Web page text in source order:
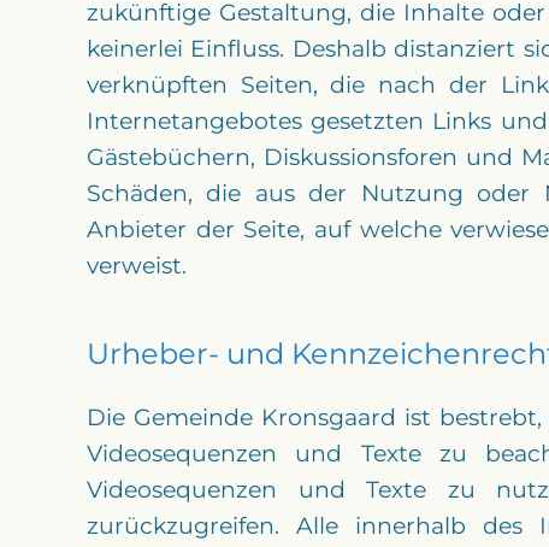
zukünftige Gestaltung, die Inhalte
keinerlei Einfluss. Deshalb distanziert
verknüpften Seiten, die nach der
Internetangebotes gesetzten Links
Gästebüchern, Diskussionsforen und
Schäden, die aus der Nutzung oder
Anbieter der Seite, auf welche
verweist.
Urheber- und
Die Gemeinde Kronsgaard ist
Videosequenzen und Texte zu
Videosequenzen und Texte zu
zurückzugreifen. Alle innerhalb